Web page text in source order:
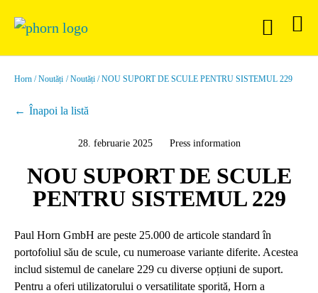
Horn Noutăți Noutăți NOU SUPORT DE SCULE PENTRU SISTEMUL 229
Înapoi la listă
28. februarie 2025 Press information
NOU SUPORT DE SCULE
PENTRU SISTEMUL 229
Paul Horn GmbH are peste 25.000 de articole standard în
portofoliul său de scule, cu numeroase variante diferite. Acestea
includ sistemul de canelare 229 cu diverse opțiuni de suport.
Pentru a oferi utilizatorului o versatilitate sporită, Horn a